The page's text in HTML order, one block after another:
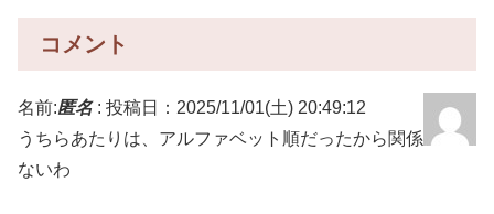
コメント
名前:匿名: 投稿日：2025/11/01(土) 20:49:12
うちらあたりは、アルファベット順だったから関係
ないわ